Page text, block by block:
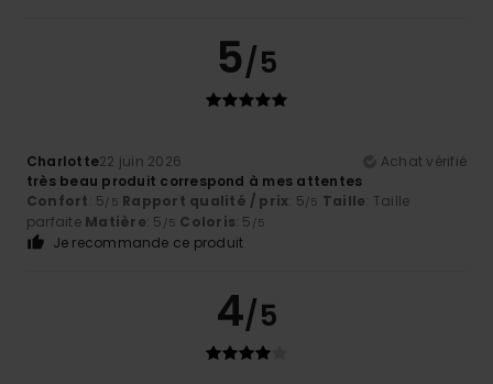
5/5
Charlotte22 juin 2026
Achat vérifié
très beau produit correspond à mes attentes
Confort: 5/5 Rapport qualité / prix: 5/5 Taille: Taille
parfaite Matière: 5 /5 Coloris: 5 /5
Je recommande ce produit
4/5